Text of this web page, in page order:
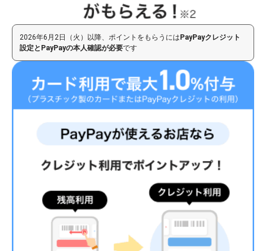
2026年6月2日（火）以降、ポイントをもらうには PayPayクレジット
設定とPayPayの本人確認が必要です